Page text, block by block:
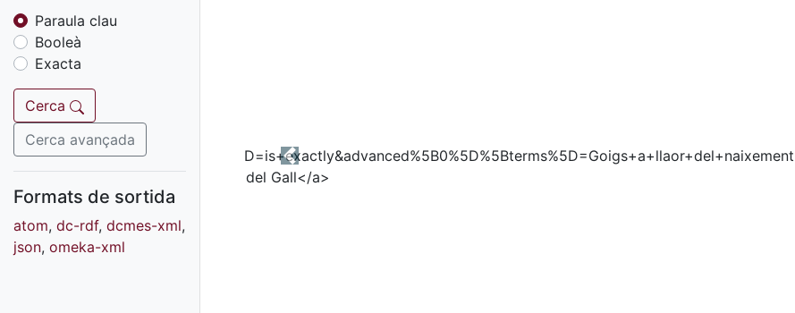
Fons local
Fons sonor
Goigs
Fons fotogràfic
Fons d'art
Paraula clau
Booleà
Exacta
Cerca
Cerca avançada
Formats de sortida
atom, dc-rdf, dcmes-xml,
json, omeka-xml
Previous